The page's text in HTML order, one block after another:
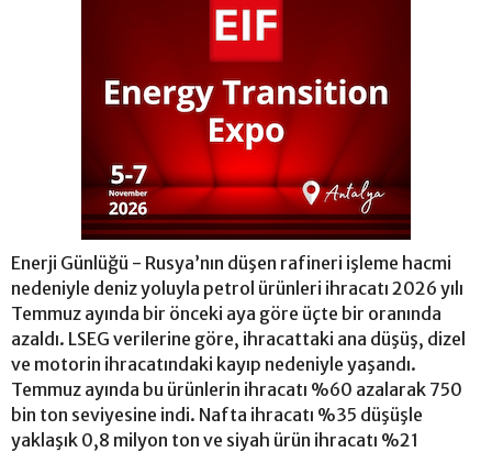
Enerji Günlüğü - Rusya’nın düşen rafineri işleme hacmi
nedeniyle deniz yoluyla petrol ürünleri ihracatı 2026 yılı
Temmuz ayında bir önceki aya göre üçte bir oranında
azaldı. LSEG verilerine göre, ihracattaki ana düşüş, dizel
ve motorin ihracatındaki kayıp nedeniyle yaşandı.
Temmuz ayında bu ürünlerin ihracatı %60 azalarak 750
bin ton seviyesine indi. Nafta ihracatı %35 düşüşle
yaklaşık 0,8 milyon ton ve siyah ürün ihracatı %21